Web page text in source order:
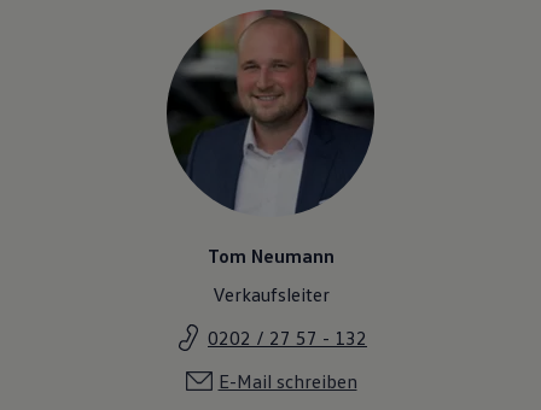
Tom Neumann
Verkaufsleiter
0202 / 27 57 - 132
E-Mail schreiben